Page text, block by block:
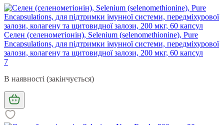
Селен (селенометіонін), Selenium (selenomethionine), Pure
Encapsulations, для підтримки імунної системи, передміхурової
залози, колагену та щитовидної залози, 200 мкг, 60 капсул
7
В наявності (закінчується)